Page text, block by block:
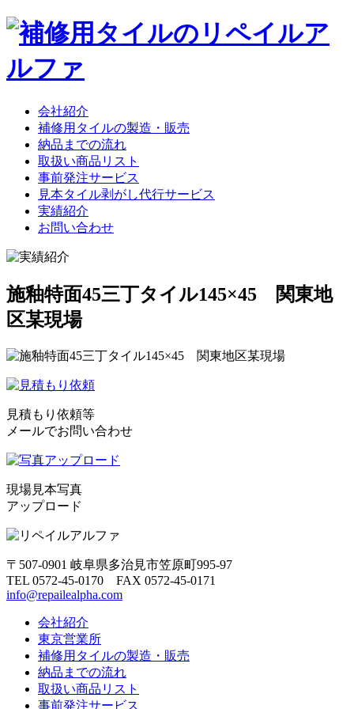
会社紹介
補修用タイルの製造・販売
納品までの流れ
取扱い商品リスト
事前発注サービス
見本タイル剥がし代行サービス
実績紹介
お問い合わせ
施釉特面45三丁タイル145×45 関東地
区某現場
見積もり依頼等
メールでお問い合わせ
現場見本写真
アップロード
〒507-0901 岐阜県多治見市笠原町995-97
TEL 0572-45-0170 FAX 0572-45-0171
info@repailealpha.com
会社紹介
東京営業所
補修用タイルの製造・販売
納品までの流れ
取扱い商品リスト
事前発注サービス